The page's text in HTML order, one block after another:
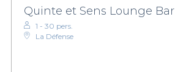
Quinte et Sens Lounge Bar
1 - 30 pers.
La Défense